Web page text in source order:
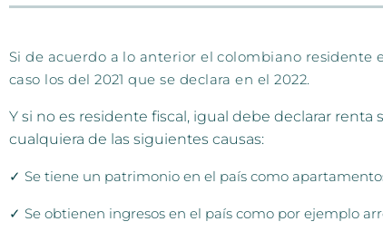
Si de acuerdo a lo anterior el colombiano residente
caso los del 2021 que se declara en el 2022.
Y si no es residente fiscal, igual debe declarar
cualquiera de las siguientes causas:
✓ Se tiene un patrimonio en el país como
✓ Se obtienen ingresos en el país como por ejemplo